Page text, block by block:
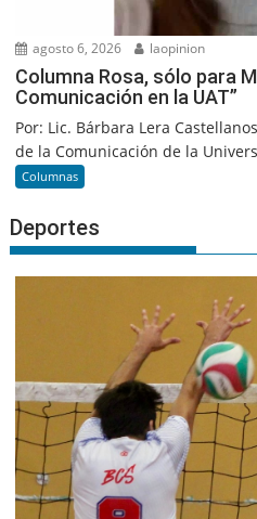
agosto 6, 2026 laopinion
Columna Rosa, sólo para
Comunicación en la UAT”
Por: Lic. Bárbara Lera
de la Comunicación de la
Columnas
Deportes